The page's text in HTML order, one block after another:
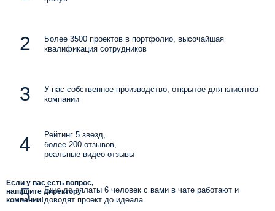
Более 3500 проектов в портфолио, высочайшая
квалификация сотрудников
У нас собственное производство, открытое для клиентов
компании
Рейтинг 5 звезд,
более 200 отзывов,
реальные видео отзывы
Еще до оплаты 6 человек с вами в чате работают и
доводят проект до идеала
Если у вас есть вопрос,
напишите директору
компании!